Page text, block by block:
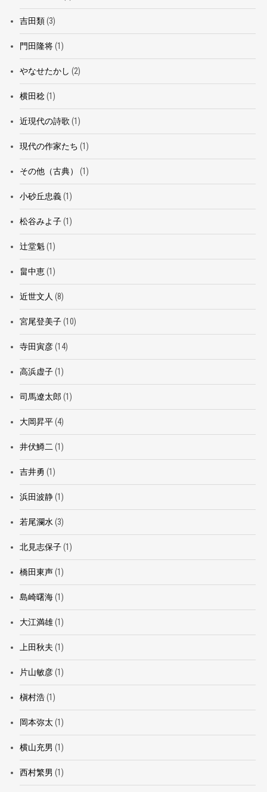
吉田類(3)
門田隆将(1)
やなせたかし (2)
横田稔(1)
近現代の詩歌 (1)
現代の作家たち (1)
その他（古典） (1)
小砂丘忠義(1)
松谷みよ子(1)
辻堂魁(1)
畠中恵(1)
近世文人 (8)
宮尾登美子(10)
寺田寅彦(14)
高浜虚子(1)
司馬遼太郎 (1)
大岡昇平(4)
井伏鱒二(1)
吉井勇 (1)
浜田波静(1)
若尾瀾水(3)
北見志保子(1)
橋田東声(1)
島崎曙海(1)
大江満雄(1)
上田秋夫 (1)
片山敏彦(1)
槇村浩(1)
岡本弥太 (1)
横山充男 (1)
西村繁男 (1)